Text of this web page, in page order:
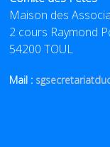
Maison des
2 cours Raymond
54200 TOUL
Mail :